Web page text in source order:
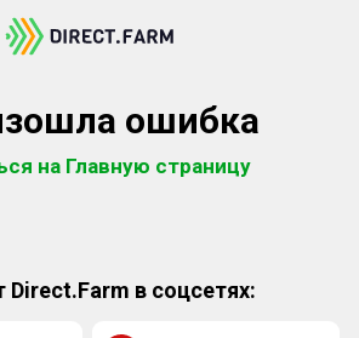
ошибка
на Главную страницу
Direct.Farm в соцсетях: